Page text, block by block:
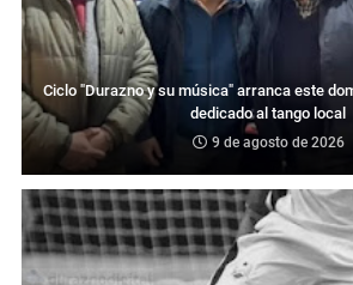
Ciclo "Durazno y su música" arranca este
dedicado al tango local
9 de agosto de 2026